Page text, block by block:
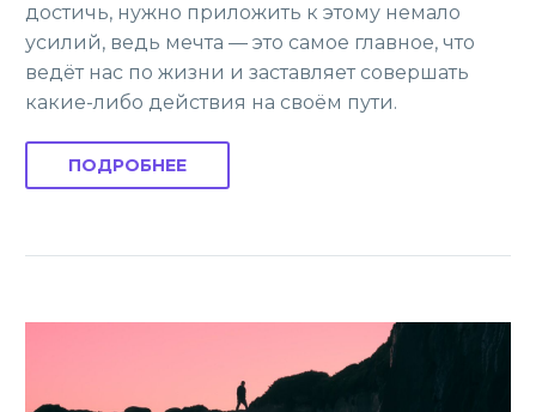
достичь, нужно приложить к этому немало
усилий, ведь мечта — это самое главное, что
ведёт нас по жизни и заставляет совершать
какие-либо действия на своём пути.
ПОДРОБНЕЕ